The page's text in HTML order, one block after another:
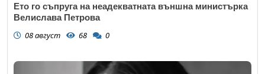
Ето го съпруга на неадекватната външна министърка
Велислава Петрова
08 август 68 0